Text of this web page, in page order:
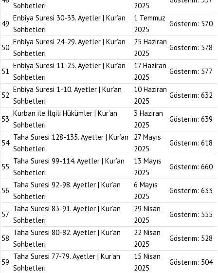
Sohbetleri 2025
49
Enbiya Suresi 30-33. Ayetler | Kur’an
Sohbetleri
1 Temmuz
2025
Gösterim: 570
50
Enbiya Suresi 24-29. Ayetler | Kur’an
Sohbetleri
25 Haziran
2025
Gösterim: 578
51
Enbiya Suresi 11-23. Ayetler | Kur’an
Sohbetleri
17 Haziran
2025
Gösterim: 577
52
Enbiya Suresi 1-10. Ayetler | Kur’an
Sohbetleri
10 Haziran
2025
Gösterim: 632
53
Kurban ile İlgili Hükümler | Kur’an
Sohbetleri
3 Haziran
2025
Gösterim: 639
54
Taha Suresi 128-135. Ayetler | Kur’an
Sohbetleri
27 Mayıs
2025
Gösterim: 618
55
Taha Suresi 99-114. Ayetler | Kur’an
Sohbetleri
13 Mayıs
2025
Gösterim: 660
56
Taha Suresi 92-98. Ayetler | Kur’an
Sohbetleri
6 Mayıs
2025
Gösterim: 633
57
Taha Suresi 83-91. Ayetler | Kur’an
Sohbetleri
29 Nisan
2025
Gösterim: 555
58
Taha Suresi 80-82. Ayetler | Kur’an
Sohbetleri
22 Nisan
2025
Gösterim: 528
59
Taha Suresi 77-79. Ayetler | Kur’an
Sohbetleri
15 Nisan
2025
Gösterim: 504